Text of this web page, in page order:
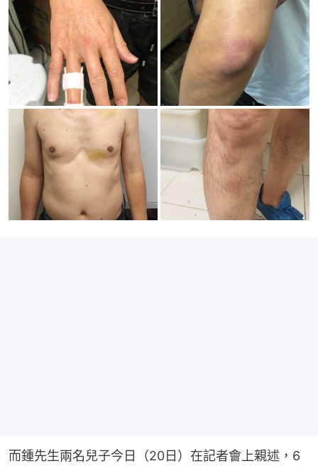
而鍾先生兩名兒子今日（20日）在記者會上親述，6